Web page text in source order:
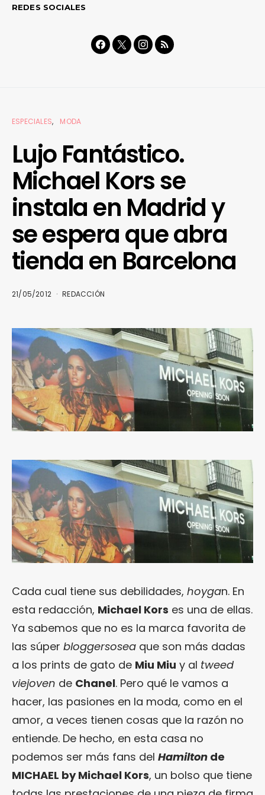
REDES SOCIALES
ESPECIALES MODA
Lujo Fantástico.
Michael Kors se
instala en Madrid y
se espera que abra
tienda en Barcelona
21/05/2012 REDACCIÓN
Cada cual tiene sus debilidades, hoygan. En
esta redacción, Michael Kors es una de ellas.
Ya sabemos que no es la marca favorita de
las súper bloggersosea que son más dadas
a los prints de gato de Miu Miu y al tweed
viejoven de Chanel. Pero qué le vamos a
hacer, las pasiones en la moda, como en el
amor, a veces tienen cosas que la razón no
entiende. De hecho, en esta casa no
podemos ser más fans del Hamilton de
MICHAEL by Michael Kors, un bolso que tiene